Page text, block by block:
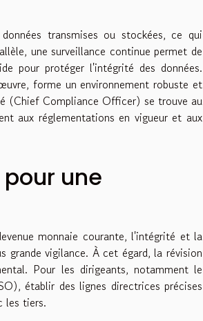
transmises ou stockées, ce qui
une surveillance continue permet de
pour protéger l'intégrité des données.
forme un environnement robuste et
(Chief Compliance Officer) se trouve au
aux réglementations en vigueur et aux
une
monnaie courante, l'intégrité et la
grande vigilance. À cet égard, la révision
Pour les dirigeants, notamment le
établir des lignes directrices précises
les tiers.